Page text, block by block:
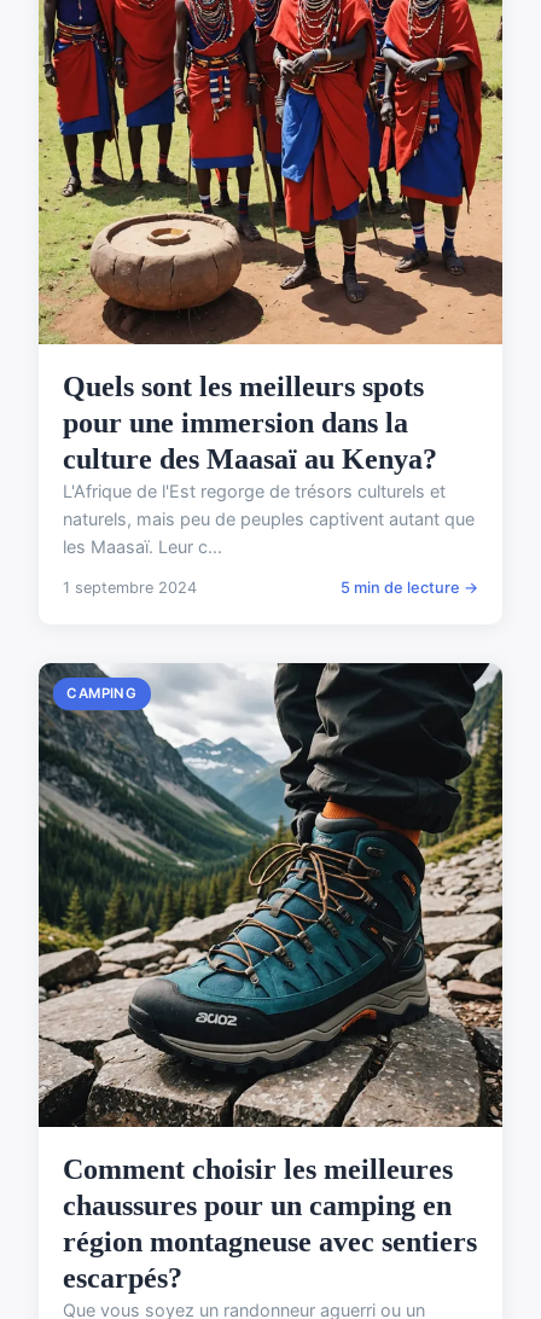
Quels sont les meilleurs spots
pour une immersion dans la
culture des Maasaï au Kenya?
L'Afrique de l'Est regorge de trésors culturels et
naturels, mais peu de peuples captivent autant que
les Maasaï. Leur c...
1 septembre 2024 5 min de lecture →
CAMPING
Comment choisir les meilleures
chaussures pour un camping en
région montagneuse avec sentiers
escarpés?
Que vous soyez un randonneur aguerri ou un